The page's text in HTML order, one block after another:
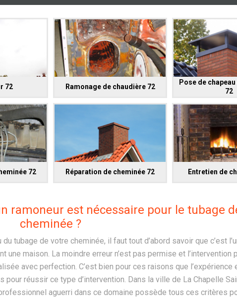
72 Ramonage de chaudière 72
Pose de
72
72 Réparation de cheminée 72 Entretien de
ramoneur est nécessaire pour le tubage
cheminée ?
tubage de votre cheminée, il faut tout d’abord savoir que c’est
maison. La moindre erreur n’est pas permise et l’intervention
avec perfection. C’est bien pour ces raisons que l’expérience
réussir ce type d’intervention. Dans la ville de La Chapelle
aguerri dans ce domaine possède tous ces critères